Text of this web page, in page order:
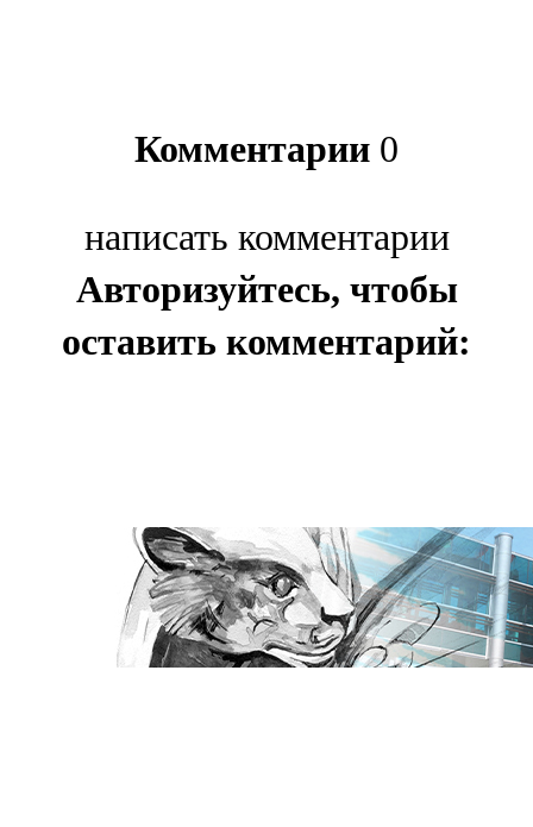
Комментарии 0
написать комментарии
Авторизуйтесь, чтобы
оставить комментарий: